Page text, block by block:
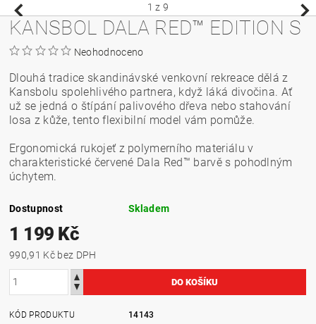
1 z 9
KANSBOL DALA RED™ EDITION S
Neohodnoceno
Dlouhá tradice skandinávské venkovní rekreace dělá z
Kansbolu spolehlivého partnera, když láká divočina. Ať
už se jedná o štípání palivového dřeva nebo stahování
losa z kůže, tento flexibilní model vám pomůže.
Ergonomická rukojeť z polymerního materiálu v
charakteristické červené Dala Red™ barvě s pohodlným
úchytem.
Dostupnost Skladem
1 199 Kč
990,91 Kč bez DPH
KÓD PRODUKTU
14143